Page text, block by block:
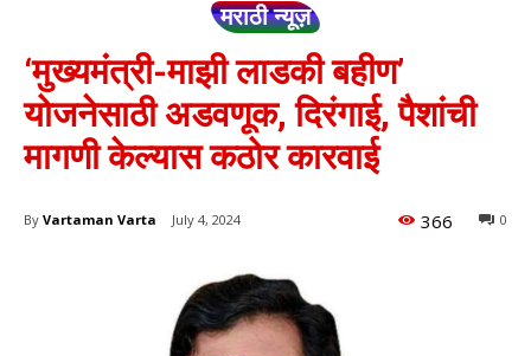
मराठी न्यूज़
‘मुख्यमंत्री-माझी लाडकी बहीण’
योजनेसाठी अडवणूक, दिरंगाई, पैशांची
मागणी केल्यास कठोर कारवाई
By Vartaman Varta July 4, 2024 0
366